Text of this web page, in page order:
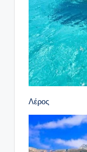
Λέρος